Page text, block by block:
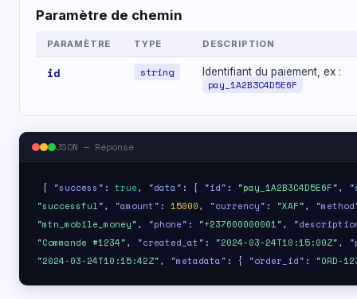
Paramètre de chemin
PARAMÈTRE TYPE DESCRIPTION
id string Identifiant du paiement, ex :
pay_1A2B3C4D5E6F
JSON — Réponse
{ "success" : true, "data" : { "id" : "pay_1A2B3C4D5E6F",
"successful", "amount" : 15000, "currency" : "XAF",
"mtn_mobile_money", "phone" : "+237600000001",
"Commande #1234", "created_at" : "2024-03-24T10:15:00Z",
"2024-03-24T10:15:42Z", "metadata" : { "order_id" : "ORD-